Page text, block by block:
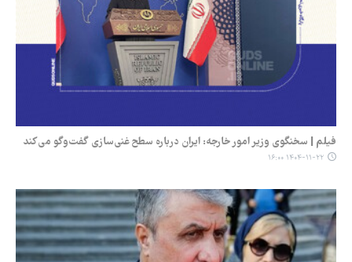
فیلم | سخنگوی وزیر امور خارجه: ایران درباره سطح غنی‌سازی گفت‌وگو می‌کند
۱۴۰۴-۱۱-۲۲ ۱۶:۰۰